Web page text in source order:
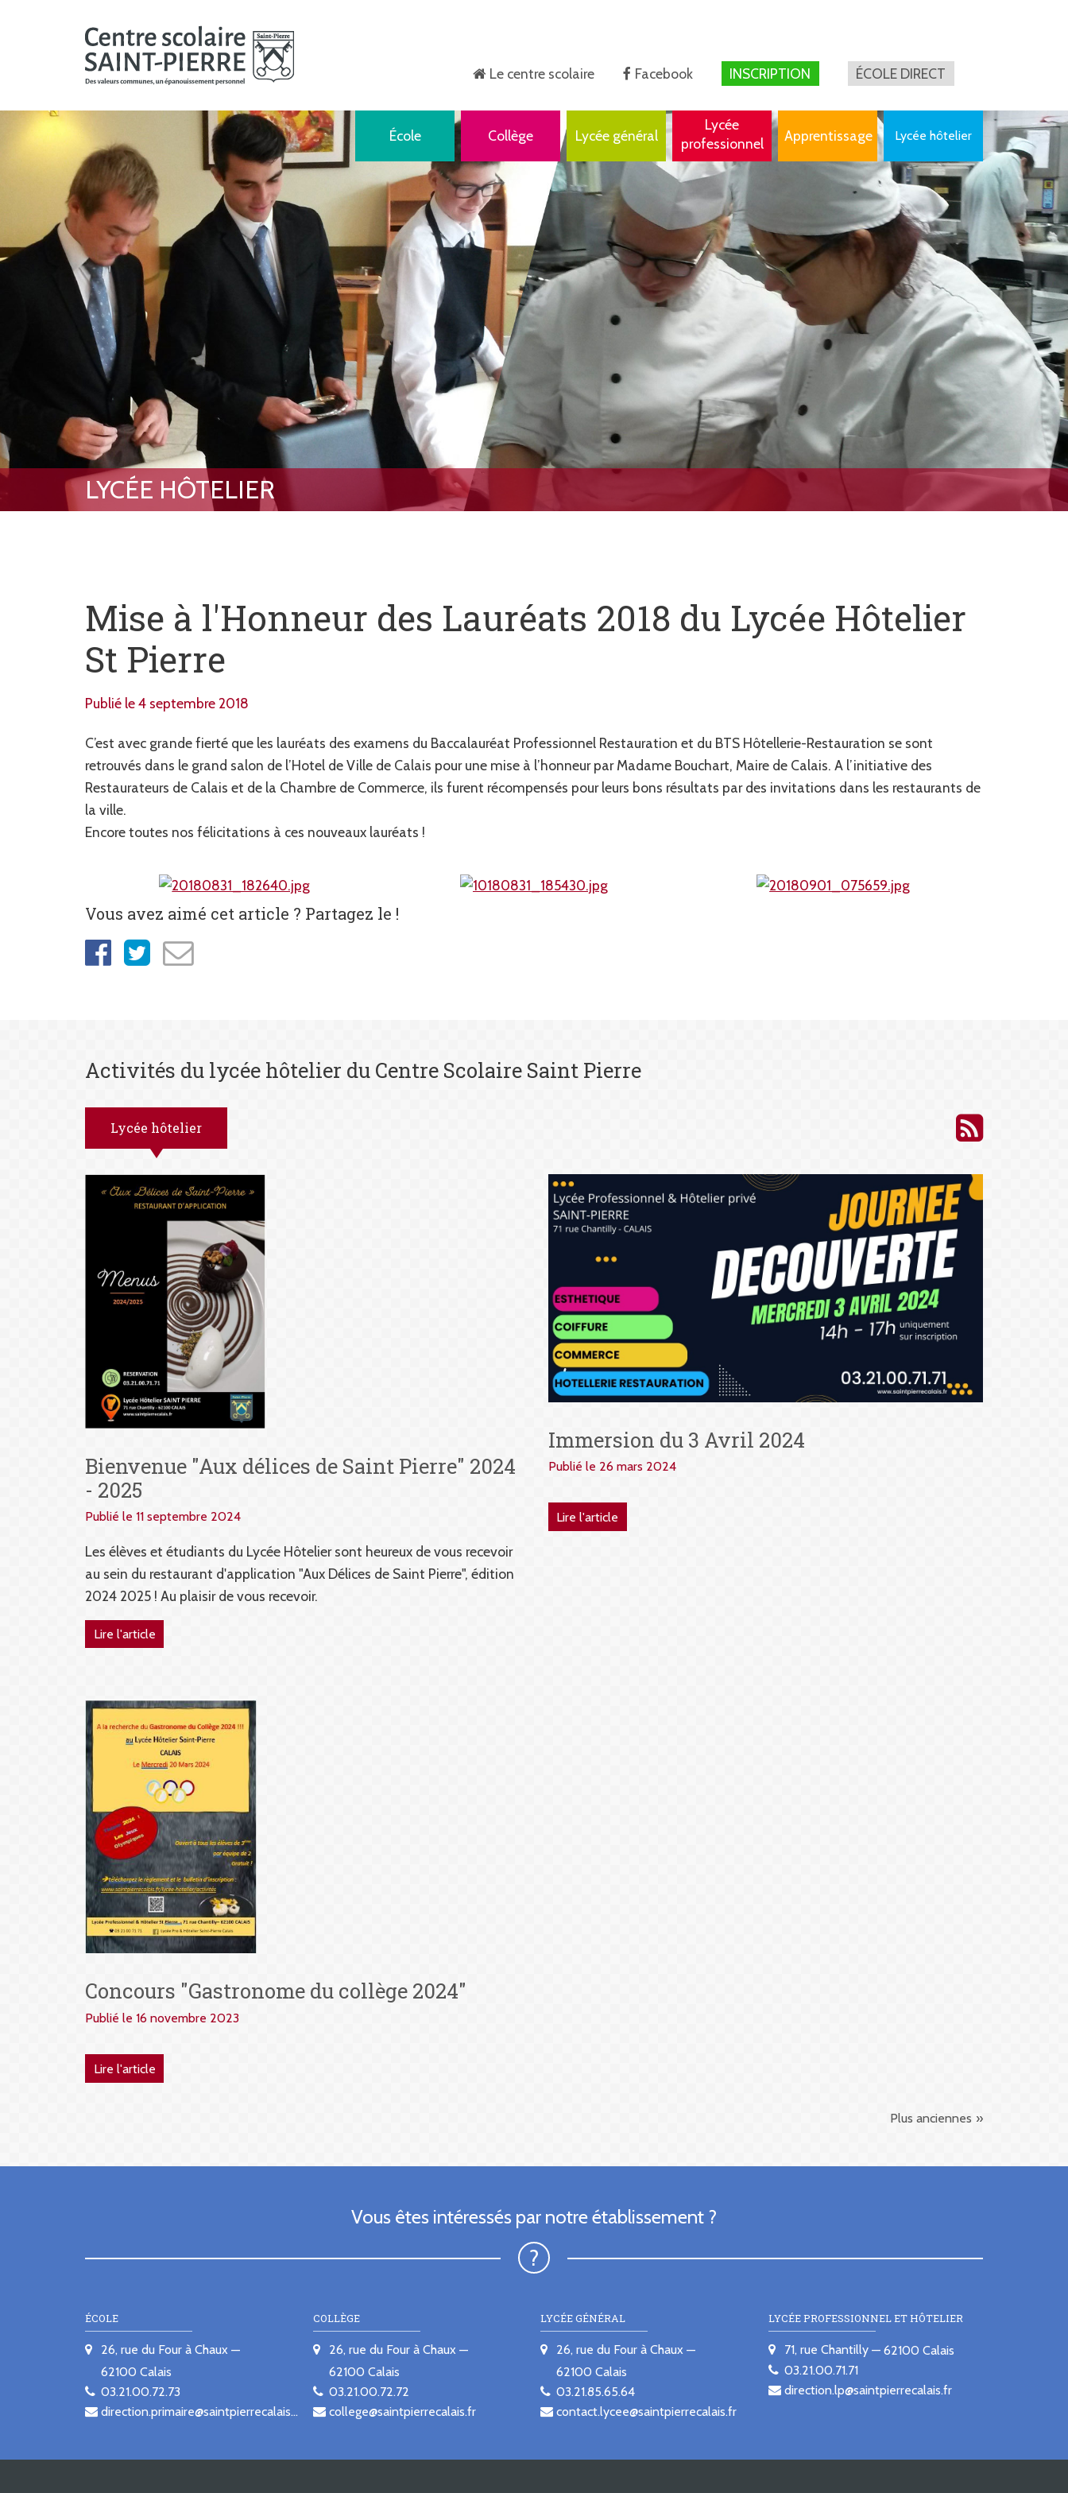
Le centre scolaire Facebook INSCRIPTION ÉCOLE DIRECT
Accueil
École Collège Lycée général
Lycée
professionnel
Apprentissage Lycée hôtelier
Mise à l'Honneur des Lauréats 2018 du Lycée Hôtelier
St Pierre
Publié le 4 septembre 2018
C’est avec grande fierté que les lauréats des examens du Baccalauréat Professionnel Restauration et du BTS Hôtellerie-Restauration se sont
retrouvés dans le grand salon de l’Hotel de Ville de Calais pour une mise à l’honneur par Madame Bouchart, Maire de Calais. A l’initiative des
Restaurateurs de Calais et de la Chambre de Commerce, ils furent récompensés pour leurs bons résultats par des invitations dans les restaurants de
la ville.
Encore toutes nos félicitations à ces nouveaux lauréats !
Vous avez aimé cet article ? Partagez le !
Activités du lycée hôtelier du Centre Scolaire Saint Pierre
Lycée hôtelier
Bienvenue "Aux délices de Saint Pierre" 2024
- 2025
Publié le 11 septembre 2024
Les élèves et étudiants du Lycée Hôtelier sont heureux de vous recevoir
au sein du restaurant d'application "Aux Délices de Saint Pierre", édition
2024 2025 ! Au plaisir de vous recevoir.
Lire l'article
Immersion du 3 Avril 2024
Publié le 26 mars 2024
Lire l'article
Concours "Gastronome du collège 2024"
Publié le 16 novembre 2023
Lire l'article
Plus anciennes
Vous êtes intéressés par notre établissement ?
ÉCOLE
26, rue du Four à Chaux
62100 Calais
03.21.00.72.73
direction.primaire@saintpierrecalais.fr
COLLÈGE
26, rue du Four à Chaux
62100 Calais
03.21.00.72.72
college@saintpierrecalais.fr
LYCÉE GÉNÉRAL
26, rue du Four à Chaux
62100 Calais
03.21.85.65.64
contact.lycee@saintpierrecalais.fr
LYCÉE PROFESSIONNEL ET HÔTELIER
71, rue Chantilly 62100 Calais
03.21.00.71.71
direction.lp@saintpierrecalais.fr